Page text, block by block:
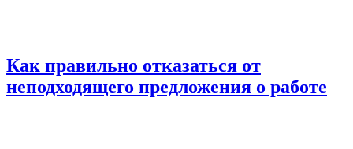
Как правильно отказаться от
неподходящего предложения о работе